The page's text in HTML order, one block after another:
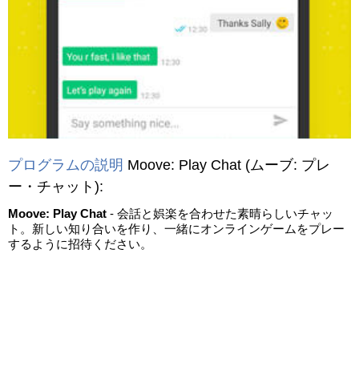
プログラムの説明 Moove: Play Chat (ムーブ: プレ
ー・チャット):
Moove: Play Chat - 会話と娯楽を合わせた素晴らしいチャッ
ト。新しい知り合いを作り、一緒にオンラインゲームをプレー
するように招待ください。